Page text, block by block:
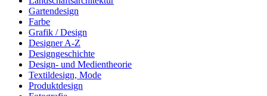
Gartendesign
Farbe
Grafik / Design
Designer A-Z
Designgeschichte
Design- und Medientheorie
Textildesign, Mode
Produktdesign